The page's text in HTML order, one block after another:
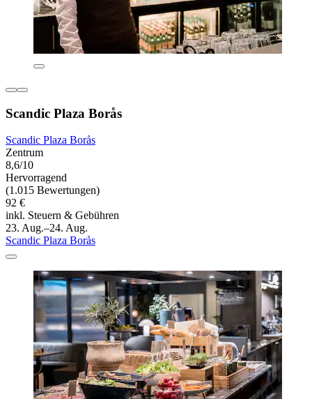
Scandic Plaza Borås
Scandic Plaza Borås
Zentrum
8,6/10
Hervorragend
(1.015 Bewertungen)
92 €
inkl. Steuern & Gebühren
23. Aug.–24. Aug.
Scandic Plaza Borås